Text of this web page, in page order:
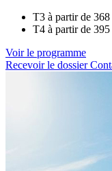
T3 à partir de 368
T4 à partir de 395
Voir le programme
Recevoir le dossier